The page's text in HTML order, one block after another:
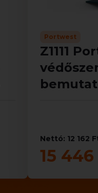
Portwest
Z1111
Nettó: 12 162
15